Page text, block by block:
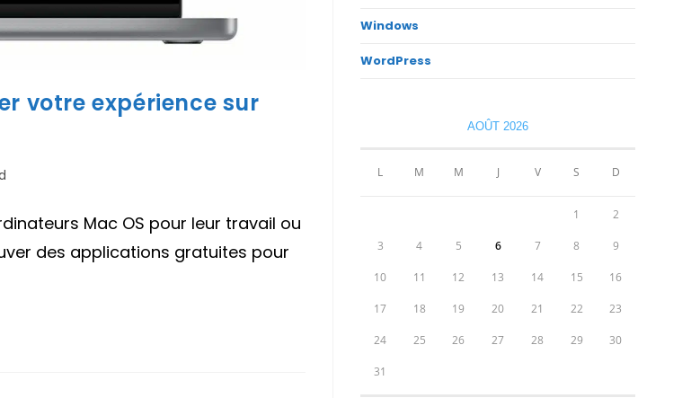
votre expérience sur
Mac OS pour leur travail ou
des applications gratuites pour
Windows
WordPress
AOÛT 2026
L M M J V S D
1 2
3 4 5 6 7 8 9
10 11 12 13 14 15 16
17 18 19 20 21 22 23
24 25 26 27 28 29 30
31